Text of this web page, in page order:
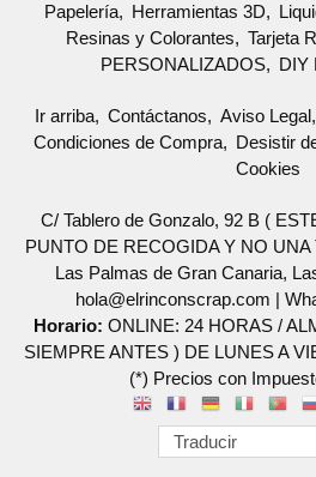
Papelería
Herramientas 3D
Resinas y Colorantes
Tarjeta
PERSONALIZADOS
DIY
Ir arriba Contáctanos Aviso Legal
Condiciones de Compra
Desistir
Cookies
C/ Tablero de Gonzalo, 92 B (
PUNTO DE RECOGIDA Y NO
Las Palmas de Gran Canaria,
hola@elrinconscrap.com |
Horario: ONLINE: 24 HORAS /
SIEMPRE ANTES ) DE LUNES A
(*) Precios con